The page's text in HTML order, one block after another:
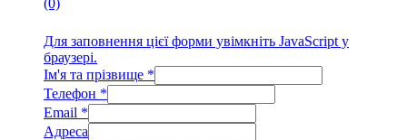
Для заповнення цієї форми увімкніть JavaScript у
браузері.
Ім'я та прізвище *
Телефон *
Email *
Адреса